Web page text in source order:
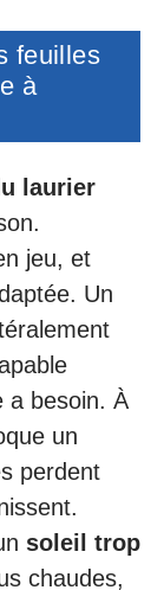
feuilles
à
laurier
jeu, et
Un
a besoin. À
un
perdent
soleil trop
chaudes,